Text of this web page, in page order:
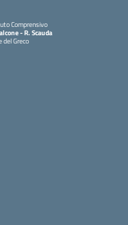
Comprensivo
- R. Scauda
del Greco